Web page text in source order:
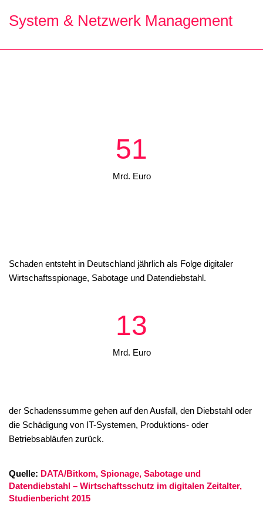
System & Netzwerk Management
51
Mrd. Euro
Schaden entsteht in Deutschland jährlich als Folge digitaler
Wirtschaftsspionage, Sabotage und Datendiebstahl.
13
Mrd. Euro
der Schadenssumme gehen auf den Ausfall, den Diebstahl oder
die Schädigung von IT-Systemen, Produktions- oder
Betriebsabläufen zurück.
Quelle: DATA/Bitkom, Spionage, Sabotage und
Datendiebstahl – Wirtschaftsschutz im digitalen Zeitalter,
Studienbericht 2015